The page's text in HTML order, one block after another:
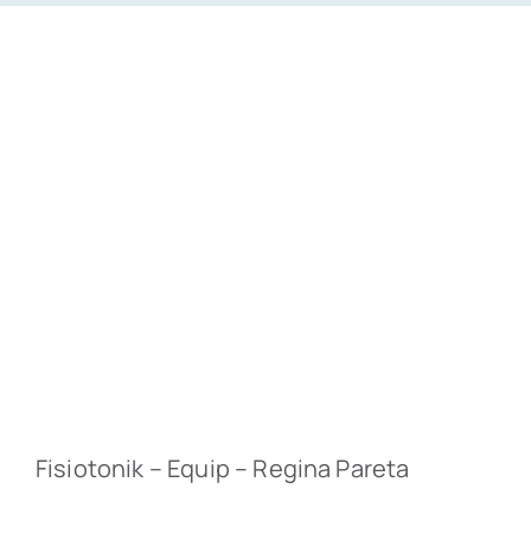
Fisiotonik – Equip – Regina Pareta